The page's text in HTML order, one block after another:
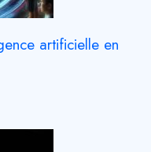
artificielle en